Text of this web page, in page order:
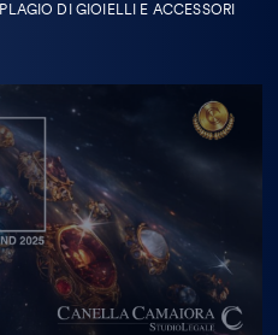
PLAGIO DI GIOIELLI E ACCESSORI